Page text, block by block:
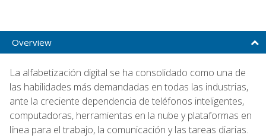
Overview
La alfabetización digital se ha consolidado como una de
las habilidades más demandadas en todas las industrias,
ante la creciente dependencia de teléfonos inteligentes,
computadoras, herramientas en la nube y plataformas en
línea para el trabajo, la comunicación y las tareas diarias.